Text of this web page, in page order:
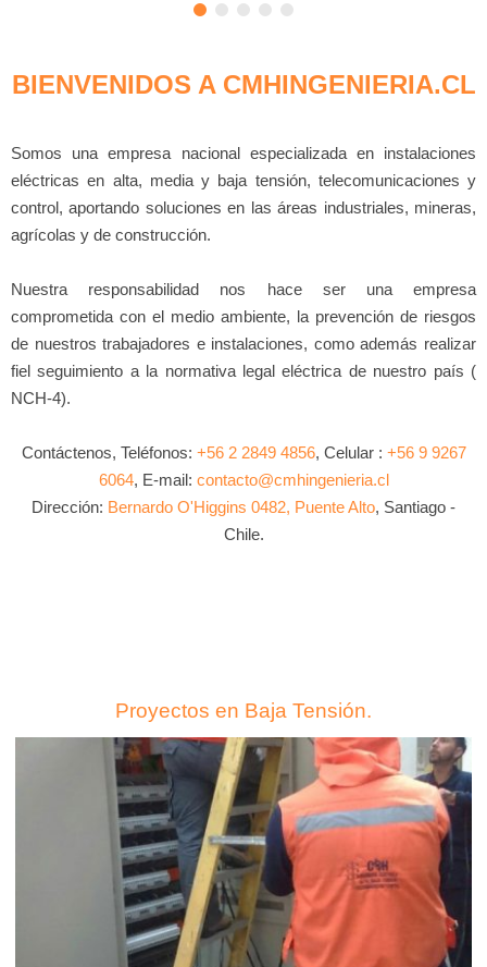
BIENVENIDOS A CMHINGENIERIA.CL
Somos una empresa nacional especializada en instalaciones
eléctricas en alta, media y baja tensión, telecomunicaciones y
control, aportando soluciones en las áreas industriales, mineras,
agrícolas y de construcción.
Nuestra responsabilidad nos hace ser una empresa
comprometida con el medio ambiente, la prevención de riesgos
de nuestros trabajadores e instalaciones, como además realizar
fiel seguimiento a la normativa legal eléctrica de nuestro país (
NCH-4).
Contáctenos, Teléfonos: +56 2 2849 4856, Celular : +56 9 9267
6064, E-mail: contacto@cmhingenieria.cl
Dirección: Bernardo O'Higgins 0482, Puente Alto, Santiago -
Chile.
Proyectos en Baja Tensión.